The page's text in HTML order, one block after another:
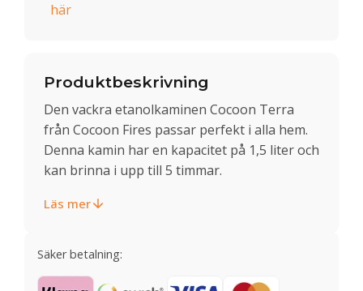
här
Produktbeskrivning
Den vackra etanolkaminen Cocoon Terra
från Cocoon Fires passar perfekt i alla hem.
Denna kamin har en kapacitet på 1,5 liter och
kan brinna i upp till 5 timmar.
Läs mer
Säker betalning: